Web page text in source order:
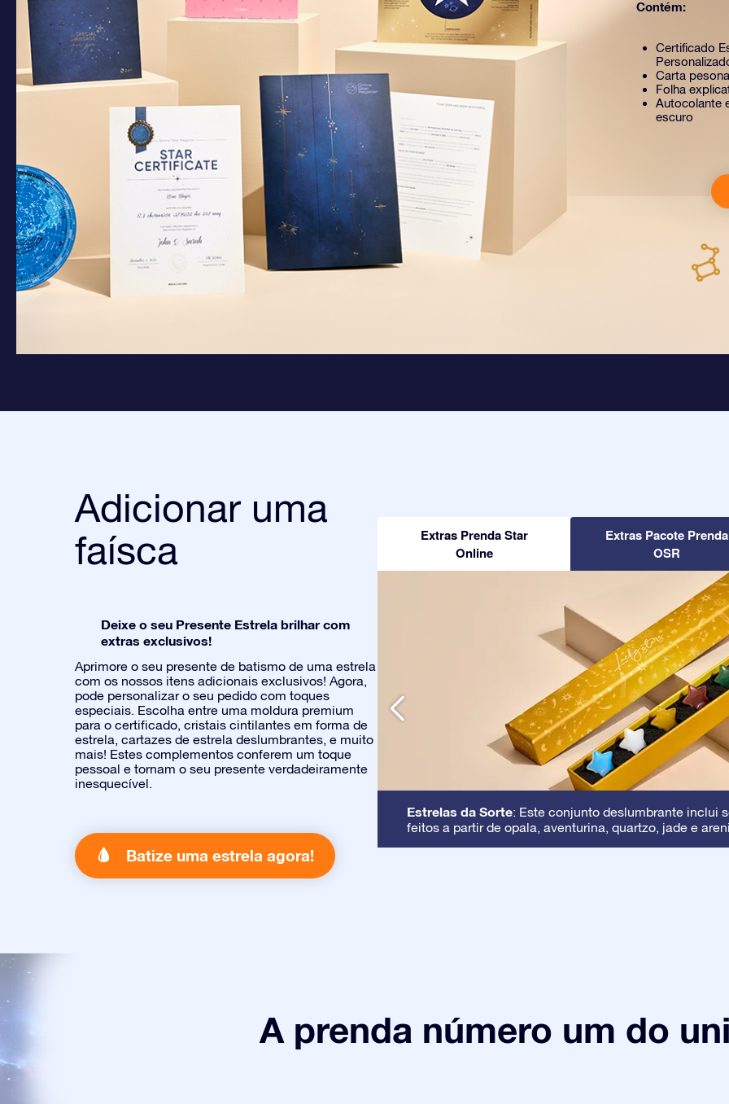
Contém:
Certificado
Carta
Folha
Autocolante
escuro
Adicionar uma
faísca
Deixe o seu Presente Estrela brilhar com
extras exclusivos!
Aprimore o seu presente de batismo de uma estrela
com os nossos itens adicionais exclusivos! Agora,
pode personalizar o seu pedido com toques
especiais. Escolha entre uma moldura premium
para o certificado, cristais cintilantes em forma de
estrela, cartazes de estrela deslumbrantes, e muito
mais! Estes complementos conferem um toque
pessoal e tornam o seu presente verdadeiramente
inesquecível.
Batize uma estrela agora!
Extras Prenda Star
Online
Extras Pacote Prenda
OSR
Estrelas da Sorte: Este conjunto deslumbrante inclui
feitos a partir de opala, aventurina, quartzo, jade e
A prenda número um do